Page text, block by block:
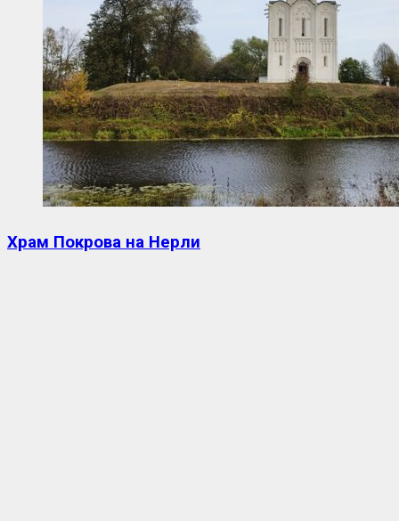
Храм Покрова на Нерли